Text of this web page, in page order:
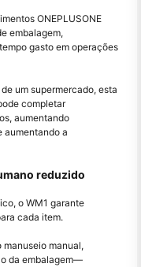
ONEPLUSONE
embalagem,
gasto em operações
um supermercado, esta
completar
aumentando
aumentando a
reduzido
o WM1 garante
cada item.
manual,
da embalagem—